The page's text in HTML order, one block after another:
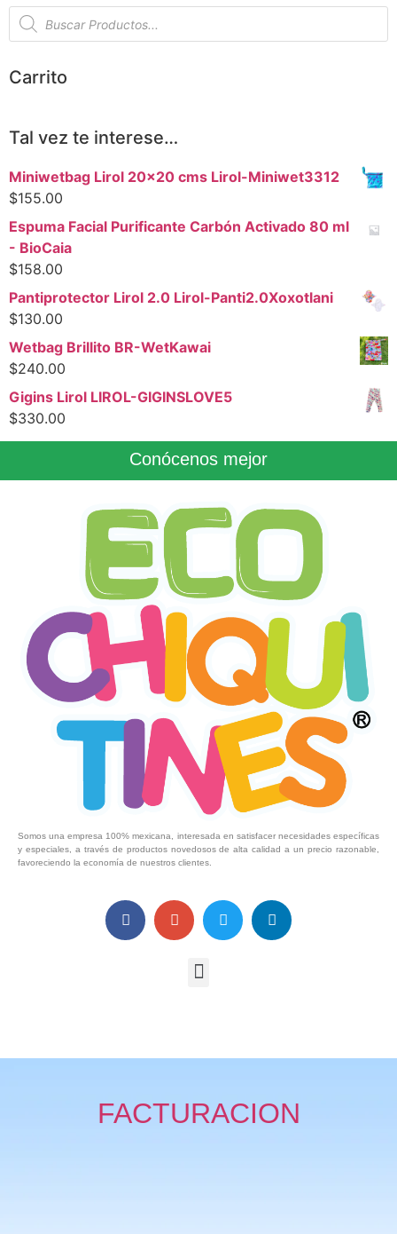
Carrito
Tal vez te interese…
Miniwetbag Lirol 20x20 cms Lirol-Miniwet3312
$155.00
Espuma Facial Purificante Carbón Activado 80 ml
- BioCaia
$158.00
Pantiprotector Lirol 2.0 Lirol-Panti2.0Xoxotlani
$130.00
Wetbag Brillito BR-WetKawai
$240.00
Gigins Lirol LIROL-GIGINSLOVE5
$330.00
Conócenos mejor
Somos una empresa 100% mexicana, interesada en satisfacer necesidades específicas
y especiales, a través de productos novedosos de alta calidad a un precio razonable,
favoreciendo la economía de nuestros clientes.
FACTURACION